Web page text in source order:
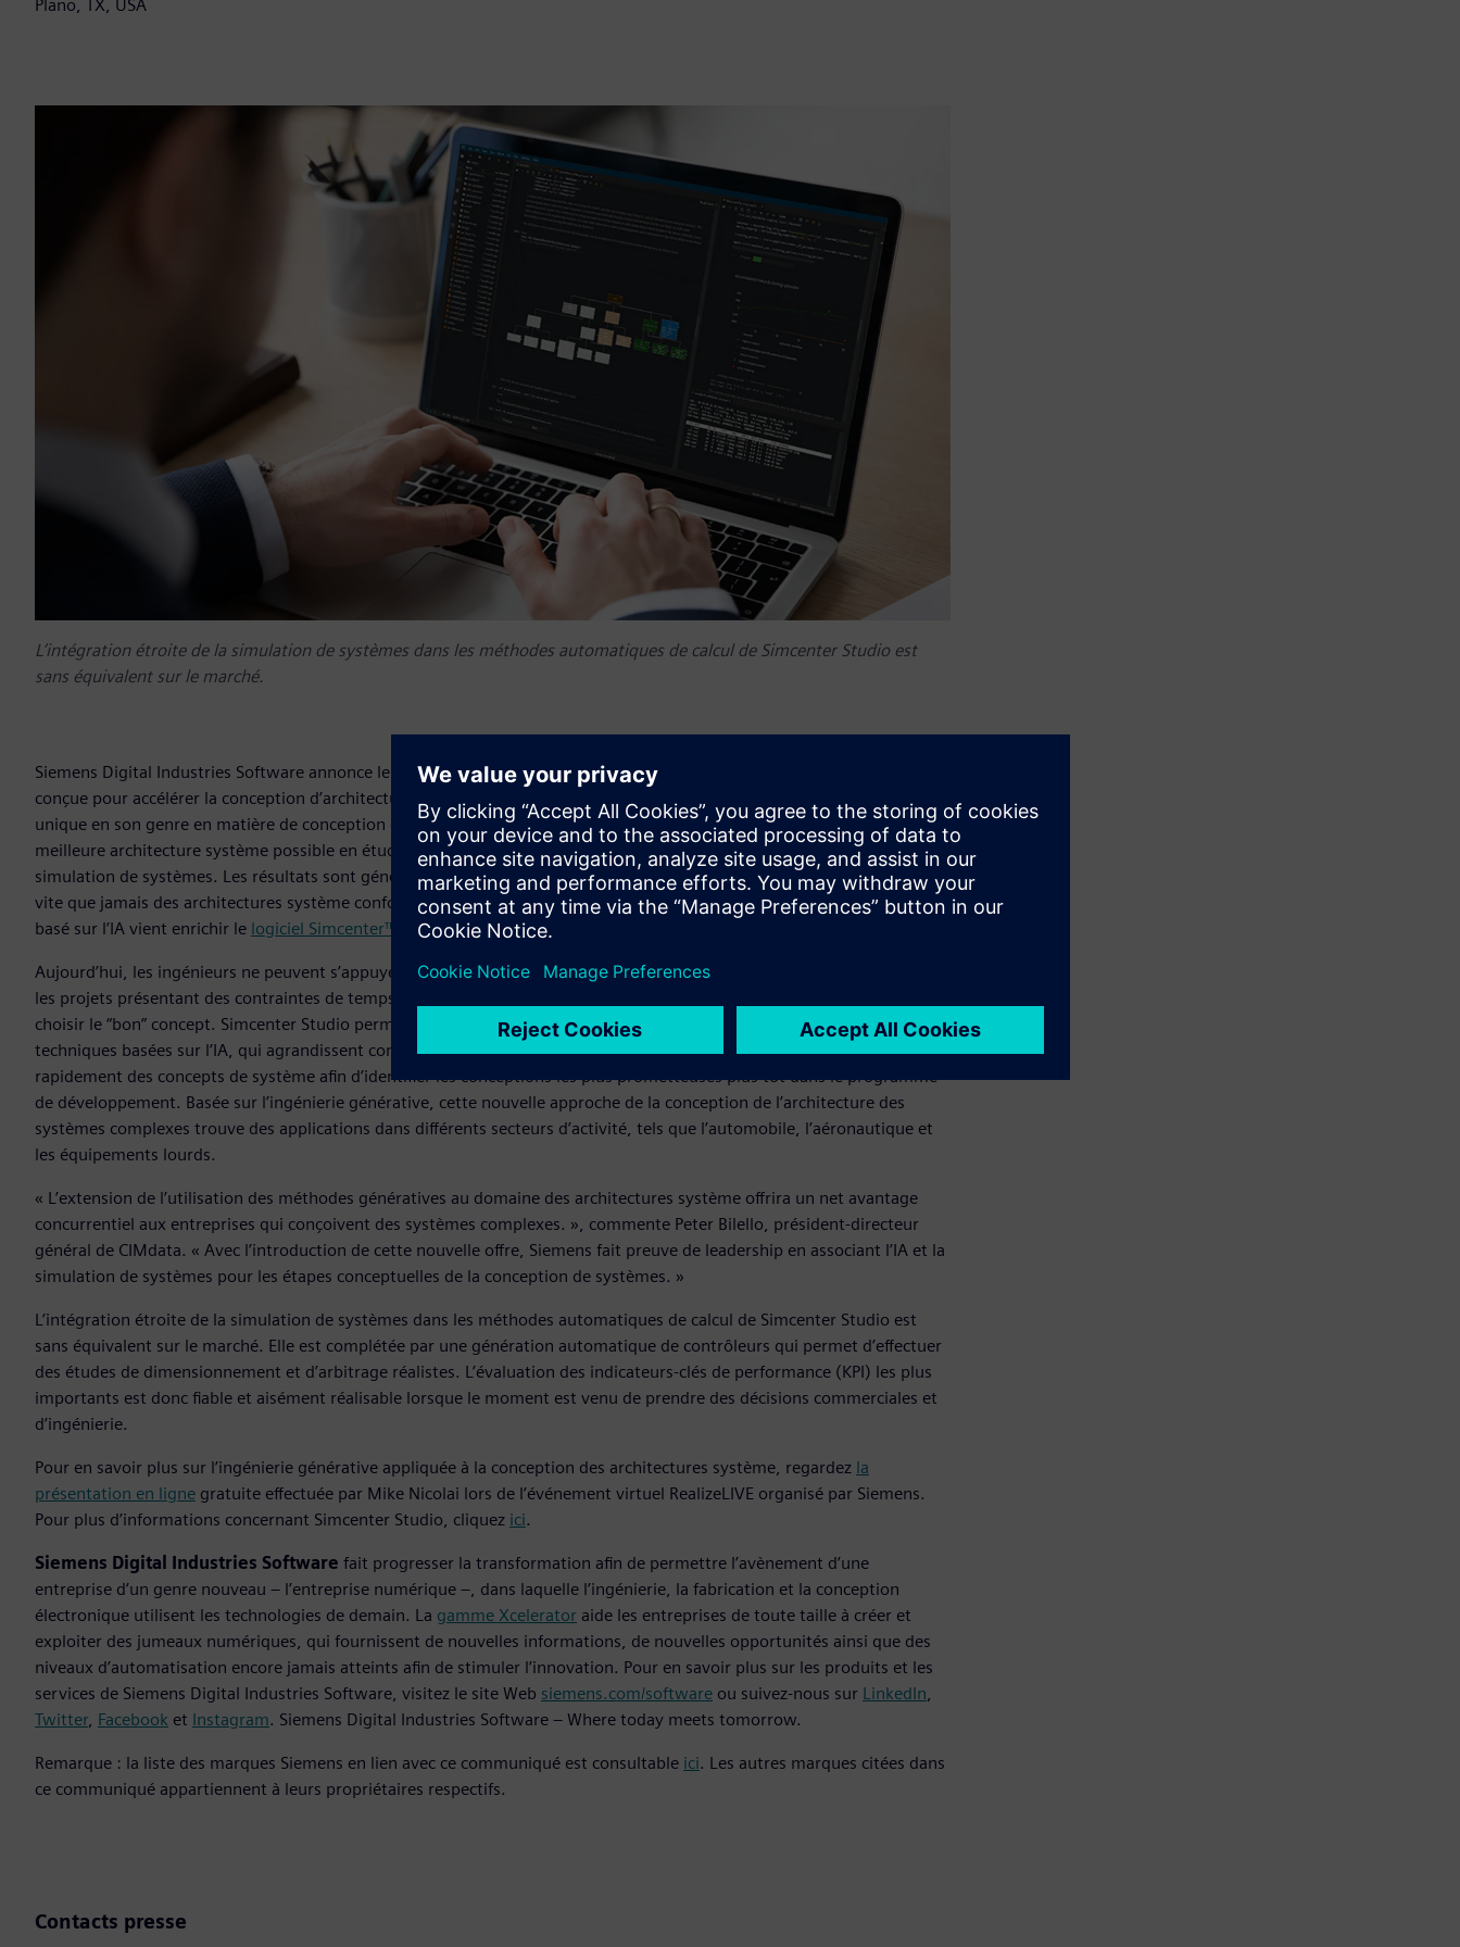
Plano, TX, USA
L’intégration étroite de la simulation de systèmes dans les méthodes automatiques de calcul de Simcenter Studio est
sans équivalent sur le marché.
Siemens Digital Industries Software annonce le lancement de son logicielSimcenter™ Studio
conçue pour accélérer la conception d’architectures système optimales. Simcenter Studio offre un avantage concurrentiel
unique en son genre en matière de conception de produits, en permettant aux ingénieurs de trouver plus rapidement la
meilleure architecture système possible en étudiant des milliers de variantes à l’aide de l’intelligence artificielle et de la
simulation de systèmes. Les résultats sont générés automatiquement pour permettre aux utilisateurs de concevoir plus
vite que jamais des architectures système conformes à leurs exigences. Cet outil de génération d’architectures système
basé sur l’IA vient enrichir le logiciel Simcenter™ , qui fait partie de la
Aujourd’hui, les ingénieurs ne peuvent s’appuyer que sur leurs propres compétences et sur des règles connues, et pour
les projets présentant des contraintes de temps, ils n’évaluent qu’un nombre limité de variantes architecturales avant de
choisir le “bon” concept. Simcenter Studio permet aux entreprises de s’affranchir de ces limites en utilisant des
techniques basées sur l’IA, qui agrandissent considérablement l’espace de conception et permettent d’évaluer
rapidement des concepts de système afin d’identifier les conceptions les plus prometteuses plus tôt dans le programme
de développement. Basée sur l’ingénierie générative, cette nouvelle approche de la conception de l’architecture des
systèmes complexes trouve des applications dans différents secteurs d’activité, tels que l’automobile, l’aéronautique et
les équipements lourds.
« L’extension de l’utilisation des méthodes génératives au domaine des architectures système offrira un net avantage
concurrentiel aux entreprises qui conçoivent des systèmes complexes. », commente Peter Bilello, président-directeur
général de CIMdata. « Avec l’introduction de cette nouvelle offre, Siemens fait preuve de leadership en associant l’IA et la
simulation de systèmes pour les étapes conceptuelles de la conception de systèmes. »
L’intégration étroite de la simulation de systèmes dans les méthodes automatiques de calcul de Simcenter Studio est
sans équivalent sur le marché. Elle est complétée par une génération automatique de contrôleurs qui permet d’effectuer
des études de dimensionnement et d’arbitrage réalistes. L’évaluation des indicateurs-clés de performance (KPI) les plus
importants est donc fiable et aisément réalisable lorsque le moment est venu de prendre des décisions commerciales et
d’ingénierie.
Pour en savoir plus sur l’ingénierie générative appliquée à la conception des architectures système, regardez la
présentation en ligne gratuite effectuée par Mike Nicolai lors de l’événement virtuel RealizeLIVE organisé par Siemens.
Pour plus d’informations concernant Simcenter Studio, cliquez ici.
Siemens Digital Industries Software fait progresser la transformation afin de permettre l’avènement d’une
entreprise d’un genre nouveau – l’entreprise numérique –, dans laquelle l’ingénierie, la fabrication et la conception
électronique utilisent les technologies de demain. La gamme Xcelerator aide les entreprises de toute taille à créer et
exploiter des jumeaux numériques, qui fournissent de nouvelles informations, de nouvelles opportunités ainsi que des
niveaux d’automatisation encore jamais atteints afin de stimuler l’innovation. Pour en savoir plus sur les produits et les
services de Siemens Digital Industries Software, visitez le site Web siemens.com/software ou suivez-nous sur LinkedIn,
Twitter, Facebook et Instagram. Siemens Digital Industries Software – Where today meets tomorrow.
Remarque : la liste des marques Siemens en lien avec ce communiqué est consultable ici. Les autres marques citées dans
ce communiqué appartiennent à leurs propriétaires respectifs.
Contacts presse